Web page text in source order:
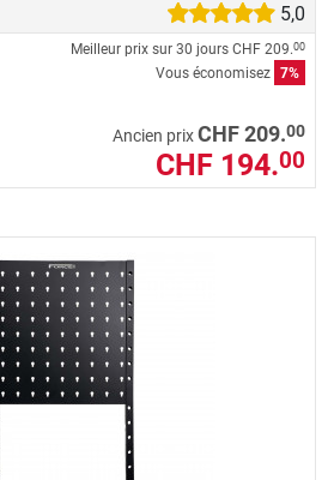
5,0
Meilleur prix sur 30 jours CHF 209.00
Vous économisez 7%
Ancien prixCHF 209.00
CHF 194.00